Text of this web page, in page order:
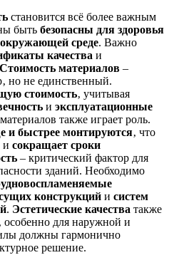
становится всё более важным
быть безопасны для здоровья
окружающей среде. Важно
качества и
Стоимость материалов –
но не единственный.
стоимость‚ учитывая
и эксплуатационные
материалов также играет роль.
и быстрее монтируются‚ что
и сокращает сроки
– критический фактор для
зданий. Необходимо
конструкций и систем
. Эстетические качества также
особенно для наружной и
должны гармонично
решение.